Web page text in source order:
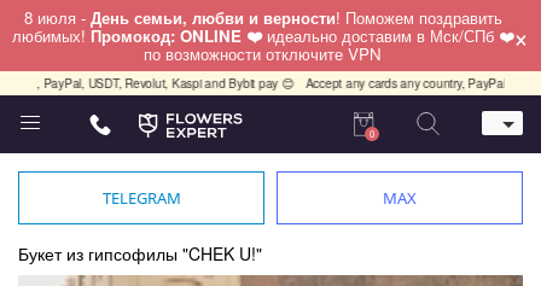
8 июля - День семьи, любви и верности! Поможем поздравить
любимых! Промокод: ONLINE ❤️ идеально доставим в Мск/СПб ❤️
по возможности отключите VPN ×
USDT, Revolut, Kaspi and Bybit pay 😊 Accept any cards any country, PayPal, USDT,
Телефон
+7 (812) 425 36 05
Санкт-Петербург,
0
TELEGRAM MAX
Букет из гипсофилы "CHEK U!"